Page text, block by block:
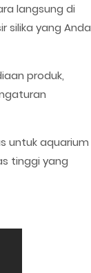
langsung di
silika yang Anda
produk,
untuk aquarium
tinggi yang